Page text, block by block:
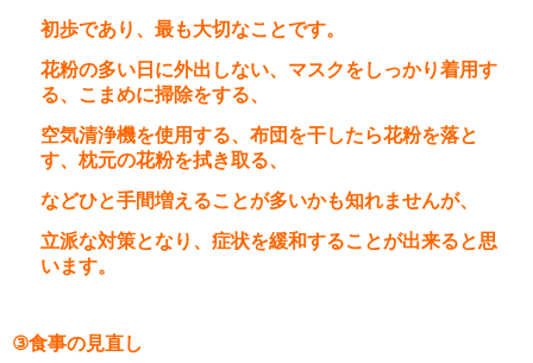
初歩であり、最も大切なことです。
花粉の多い日に外出しない、マスクをしっかり着用す
る、こまめに掃除をする、
空気清浄機を使用する、布団を干したら花粉を落と
す、枕元の花粉を拭き取る、
などひと手間増えることが多いかも知れませんが、
立派な対策となり、 症状を緩和することが出来ると思
います。
③食事の見直し